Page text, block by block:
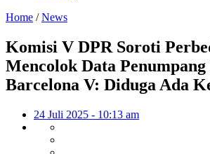
Home /News
Komisi V DPR Soroti
Mencolok Data
Barcelona V: Diduga Ada
24 Juli 2025 - 10:13 am